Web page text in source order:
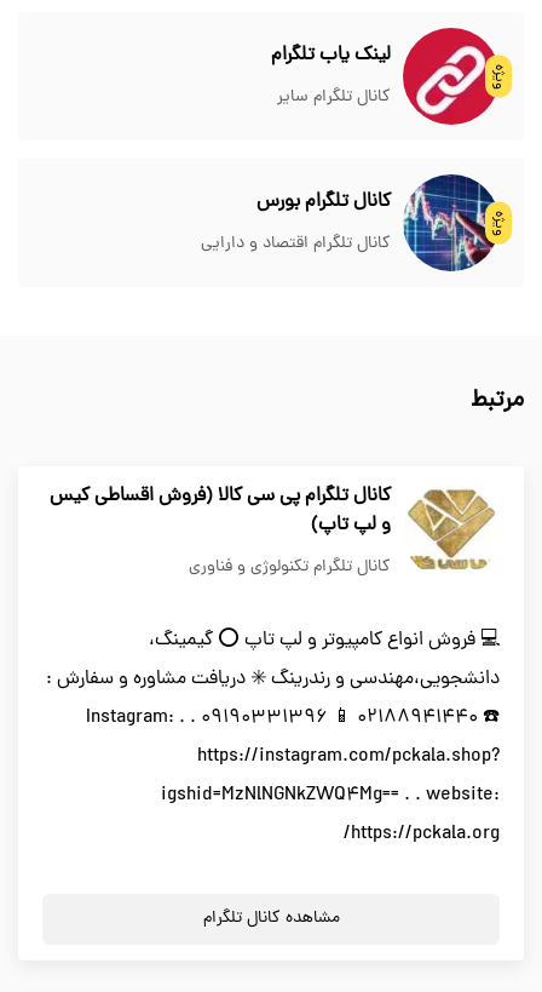
ویژه
لینک یاب تلگرام
کانال تلگرام سایر
ویژه
کانال تلگرام بورس
کانال تلگرام اقتصاد و دارایی
مرتبط
کانال تلگرام پی سی کالا (فروش اقساطی کیس
و لپ تاپ)
کانال تلگرام تکنولوژی و فناوری
💻 فروش انواع کامپیوتر و لپ تاپ ⭕️ گیمینگ،
دانشجویی،مهندسی و رندرینگ ✳️ دریافت مشاوره و سفارش :
☎️ 02188941440 📱 09190331396 . . Instagram:
https://instagram.com/pckala.shop?
igshid=MzNlNGNkZWQ4Mg== . . website:
https://pckala.org/
مشاهده کانال تلگرام